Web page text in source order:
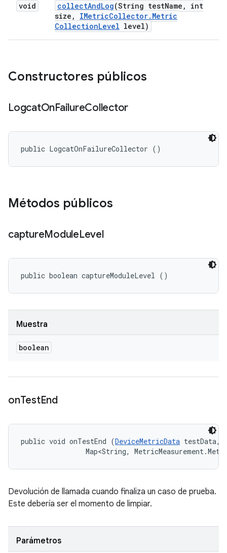
void collectAndLog(String testName ,
int
size , IMetricCollector. Metric
CollectionLevel level)
Constructores públicos
LogcatOnFailureCollector
public LogcatOnFailureCollector ()
Métodos públicos
captureModuleLevel
public boolean captureModuleLevel ()
Muestra
boolean
onTestEnd
public void onTestEnd (DeviceMetricData testData,
Map<String,
Devolución de llamada cuando finaliza un caso de prueba.
Este debería ser el momento de limpiar.
Parámetros